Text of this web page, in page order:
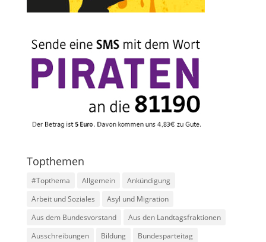
Topthemen
#Topthema Allgemein
Ankündigung
Arbeit und Soziales
Asyl und Migration
Aus dem Bundesvorstand
Aus den Landtagsfraktionen
Ausschreibungen
Bildung
Bundesparteitag